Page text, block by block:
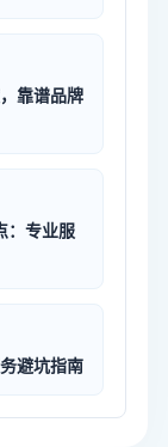
靠谱品牌
：专业服
避坑指南